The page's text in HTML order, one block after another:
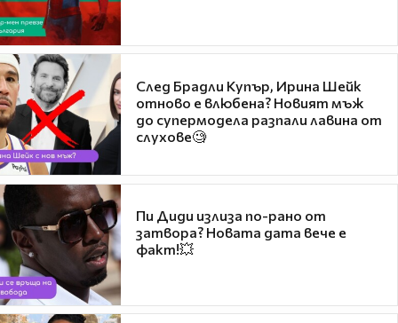
След Брадли Купър, Ирина Шейк
отново е влюбена? Новият мъж
до супермодела разпали лавина от
слухове🧐
Пи Диди излиза по-рано от
затвора? Новата дата вече е
факт!💥